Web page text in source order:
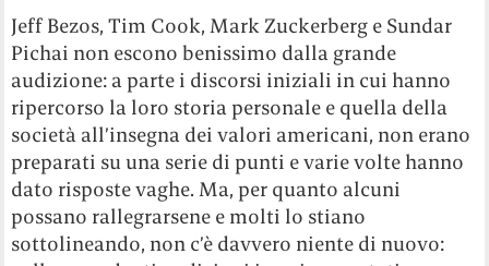
Jeff Bezos, Tim Cook, Mark Zuckerberg e Sundar
Pichai non escono benissimo dalla grande
audizione: a parte i discorsi iniziali in cui hanno
ripercorso la loro storia personale e quella della
società all’insegna dei valori americani, non erano
preparati su una serie di punti e varie volte hanno
dato risposte vaghe. Ma, per quanto alcuni
possano rallegrarsene e molti lo stiano
sottolineando, non c’è davvero niente di nuovo: